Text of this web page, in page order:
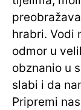
hrabri. Vodi
odmor u
obznanio u
slabi i da
Pripremi